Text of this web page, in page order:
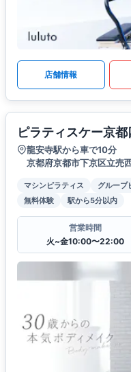
店舗情報
ピラティスケー京
龍安寺駅から車で10分
京都府京都市下京区立売
マシンピラティス グループ
無料体験
駅から5分以内
営業時間
火~金10:00〜22:00